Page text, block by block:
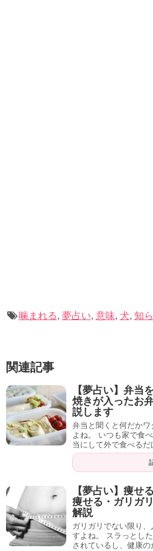
自分は運が悪いとお思いの方には
の貯
記事の続き
めても口の中に感覚が
りした人もい...
関連記事
関連記事
噛まれる, 夢占い, 意味, 犬, 知
関連記事
【夢占い】弁当
焼きが入ったお
説します
弁当と聞くと何だか
よね。 いつも家で食
当にして外で食べる
【夢占い】痩せ
痩せる・ガリガ
解説
ガリガリでない限り
すよね。 スラっとし
されているし、健康